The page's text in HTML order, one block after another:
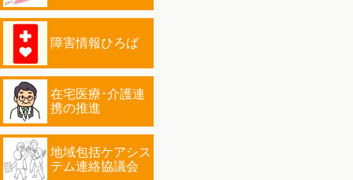
障害情報ひろば
在宅医療･介護連
携の推進
地域包括ケアシス
テム連絡協議会